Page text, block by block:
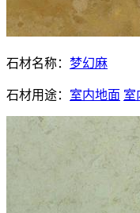
石材名称： 梦幻麻
石材用途： 室内地面 室